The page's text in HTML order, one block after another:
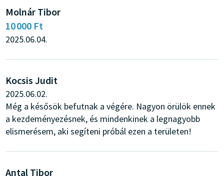
Molnár Tibor
10 000 Ft
2025.06.04.
Kocsis Judit
2025.06.02.
Még a késősök befutnak a végére. Nagyon örülök ennek
a kezdeményezésnek, és mindenkinek a legnagyobb
elismerésem, aki segíteni próbál ezen a területen!
Antal Tibor